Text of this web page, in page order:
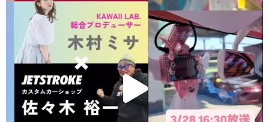
がとうございました！
2026/04/29
柏市よりお越しのお客様のiPhone13ProMaxのガラス交換をさせて頂きまし
た！ありがとうございました！
2026/04/29
松戸市よりお越しのお客様のSwitchの充電不良修理をさせて頂きました！
ありがとうございました！
2026/04/28
松戸市よりお越しのお客様のAndroidの充電不良修理をさせて頂きました！
ありがとうございました！
2026/04/28
鎌ヶ谷市よりお越しのお客様のiPhone13のナノナインガラスコーティング